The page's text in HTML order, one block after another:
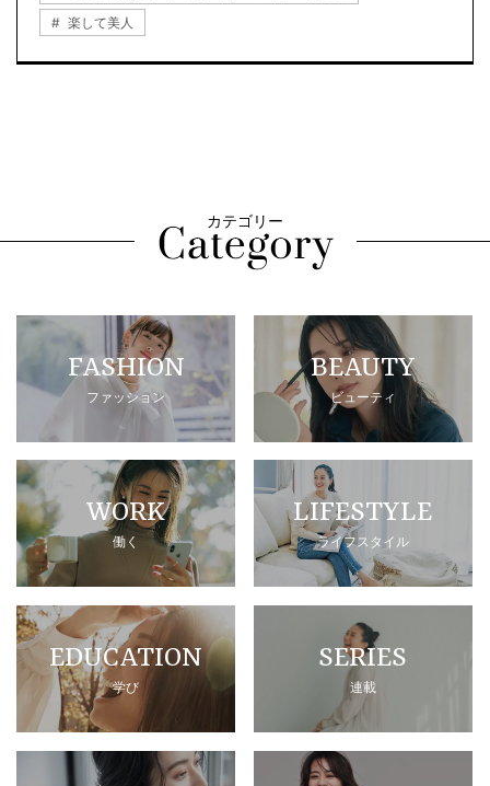
楽して美人
カテゴリー
FASHION
ファッション
BEAUTY
ビューティ
WORK
働く
LIFESTYLE
ライフスタイル
EDUCATION
学び
SERIES
連載